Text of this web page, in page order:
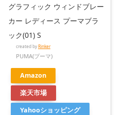
グラフィック ウィンドブレー
カー レディース プーマブラ
ック(01) S
created byRinker
PUMA(プーマ)
Amazon
楽天市場
Yahooショッピング